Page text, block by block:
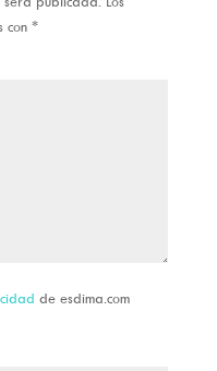
con *
de esdima.com